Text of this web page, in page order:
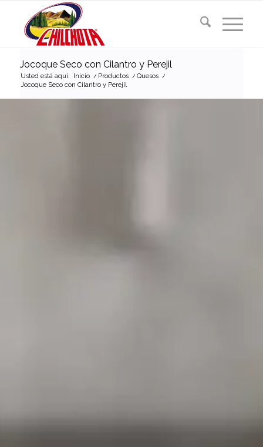
Jocoque Seco con Cilantro y Perejil
Usted está aquí: Inicio / Productos / Quesos /
Jocoque Seco con Cilantro y Perejil